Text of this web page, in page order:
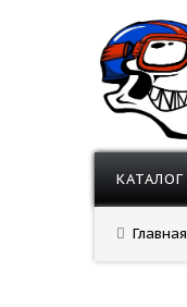
КАТАЛОГ
Главная